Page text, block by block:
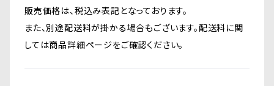
販売価格は、税込み表記となっております。
また、別途配送料が掛かる場合もございます。配送料に関
しては商品詳細ページをご確認ください。